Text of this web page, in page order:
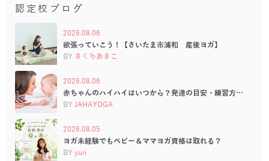
認定校ブログ
2026.08.06
欲張っていこう！【さいたま市浦和 産後ヨガ】
BY きくちあきこ
2026.08.06
赤ちゃんのハイハイはいつから？発達の目安・練習方…
BY JAHAYOGA
2026.08.05
ヨガ未経験でもベビー＆ママヨガ資格は取れる？
BY yuri